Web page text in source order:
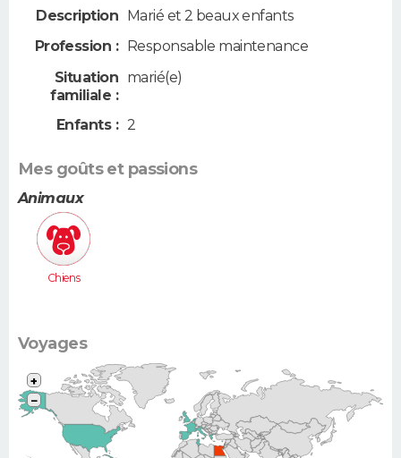
Description Marié et 2 beaux enfants
Profession :
Responsable maintenance
Situation
familiale :
marié(e)
Enfants : 2
Mes goûts et passions
Animaux
Chiens
Voyages
+
−